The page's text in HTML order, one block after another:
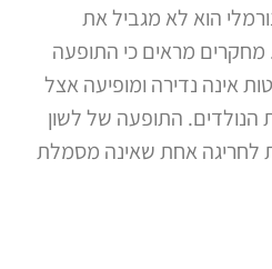
הוא לא מגביל את
מחקרים מראים כי התופעה
אינה נדירה ומופיעה אצל
הנולדים. התופעה של לשון
לחריגה אחת שאינה מסמלת